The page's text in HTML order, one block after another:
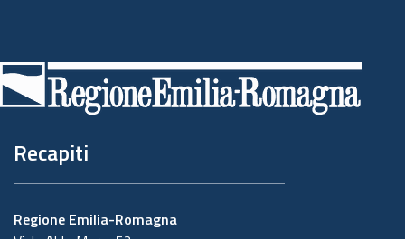
di
pagina
Recapiti
Regione Emilia-Romagna